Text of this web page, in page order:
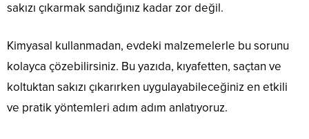
sakızı çıkarmak sandığınız kadar zor değil.
Kimyasal kullanmadan, evdeki malzemelerle bu sorunu
kolayca çözebilirsiniz. Bu yazıda, kıyafetten, saçtan ve
koltuktan sakızı çıkarırken uygulayabileceğiniz en etkili
ve pratik yöntemleri adım adım anlatıyoruz.